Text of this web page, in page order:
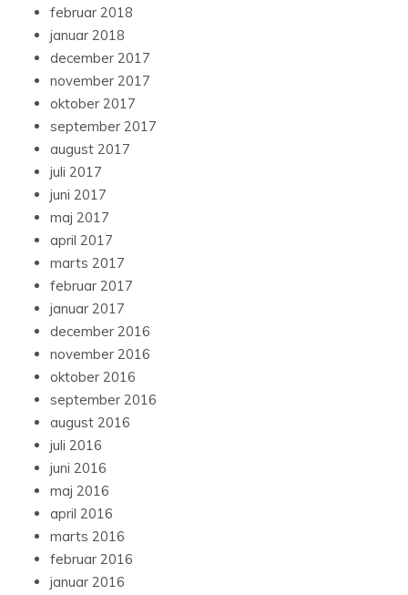
februar 2018
januar 2018
december 2017
november 2017
oktober 2017
september 2017
august 2017
juli 2017
juni 2017
maj 2017
april 2017
marts 2017
februar 2017
januar 2017
december 2016
november 2016
oktober 2016
september 2016
august 2016
juli 2016
juni 2016
maj 2016
april 2016
marts 2016
februar 2016
januar 2016